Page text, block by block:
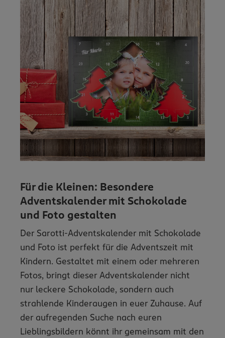
Für die Kleinen: Besondere
Adventskalender mit Schokolade
und Foto gestalten
Der Sarotti-Adventskalender mit Schokolade
und Foto ist perfekt für die Adventszeit mit
Kindern. Gestaltet mit einem oder mehreren
Fotos, bringt dieser Adventskalender nicht
nur leckere Schokolade, sondern auch
strahlende Kinderaugen in euer Zuhause. Auf
der aufregenden Suche nach euren
Lieblingsbildern könnt ihr gemeinsam mit den